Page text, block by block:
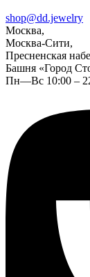
shop@dd.jewelry
Москва,
Москва-Сити,
Пресненская
Башня «Город
Пн—Вс 10:00 –